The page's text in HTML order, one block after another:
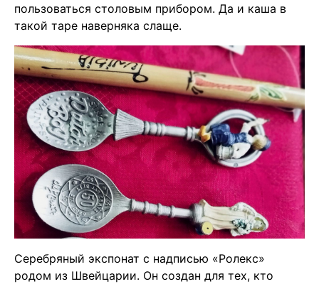
пользоваться столовым прибором. Да и каша в
такой таре наверняка слаще.
Серебряный экспонат с надписью «Ролекс»
родом из Швейцарии. Он создан для тех, кто